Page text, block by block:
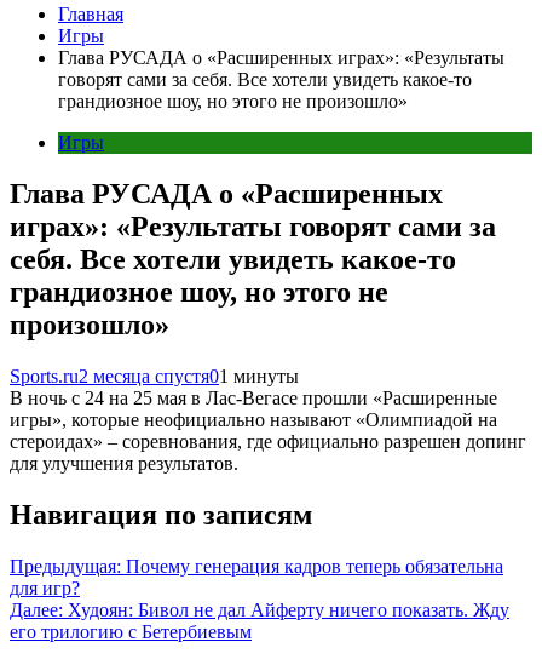
Главная
Игры
Глава РУСАДА о «Расширенных играх»: «Результаты
говорят сами за себя. Все хотели увидеть какое-то
грандиозное шоу, но этого не произошло»
Игры
Глава РУСАДА о «Расширенных
играх»: «Результаты говорят сами за
себя. Все хотели увидеть какое-то
грандиозное шоу, но этого не
произошло»
Sports.ru2 месяца спустя01 минуты
В ночь с 24 на 25 мая в Лас-Вегасе прошли «Расширенные
игры», которые неофициально называют «Олимпиадой на
стероидах» – соревнования, где официально разрешен допинг
для улучшения результатов.
Навигация по записям
Предыдущая: Почему генерация кадров теперь обязательна
для игр?
Далее: Худоян: Бивол не дал Айферту ничего показать. Жду
его трилогию с Бетербиевым